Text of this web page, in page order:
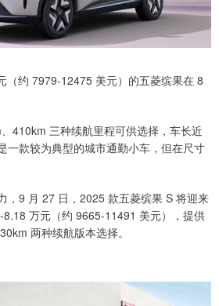
（约 7979-12475 美元）的五菱缤果在 8
410km 三种续航里程可供选择，车长近
一款较为典型的城市通勤小车，但在尺寸
，9 月 27 日，2025 款五菱缤果 S 将迎来
8.18 万元（约 9665-11491 美元），提供
两种续航版本选择。